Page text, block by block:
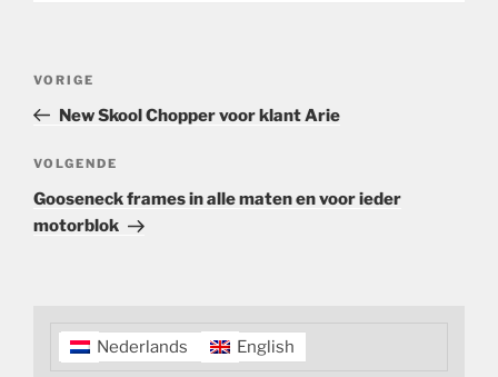
Vorig
bericht
VORIGE
New Skool Chopper voor klant Arie
Volgend
bericht
VOLGENDE
Gooseneck frames in alle maten en voor ieder
motorblok
Nederlands English